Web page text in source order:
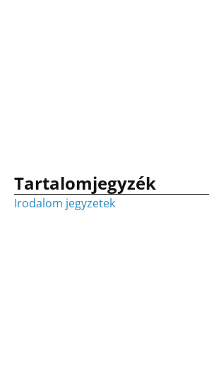
Tartalomjegyzék
Irodalom jegyzetek